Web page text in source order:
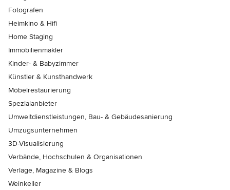
Fotografen
Heimkino & Hifi
Home Staging
Immobilienmakler
Kinder- & Babyzimmer
Künstler & Kunsthandwerk
Möbelrestaurierung
Spezialanbieter
Umweltdienstleistungen, Bau- & Gebäudesanierung
Umzugsunternehmen
3D-Visualisierung
Verbände, Hochschulen & Organisationen
Verlage, Magazine & Blogs
Weinkeller